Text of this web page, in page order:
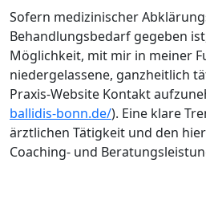
Sofern medizinischer
Behandlungsbedarf gegeben
Möglichkeit, mit mir in meiner
niedergelassene, ganzheitlich
Praxis-Website Kontakt
ballidis-bonn.de/). Eine klare
ärztlichen Tätigkeit und den
Coaching- und